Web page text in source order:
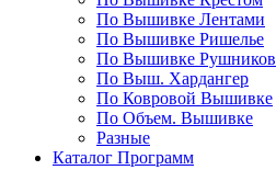
По Вышивке Лентами
По Вышивке Ришелье
По Вышивке Рушников
По Выш. Хардангер
По Ковровой Вышивке
По Объем. Вышивке
Разные
Каталог Программ